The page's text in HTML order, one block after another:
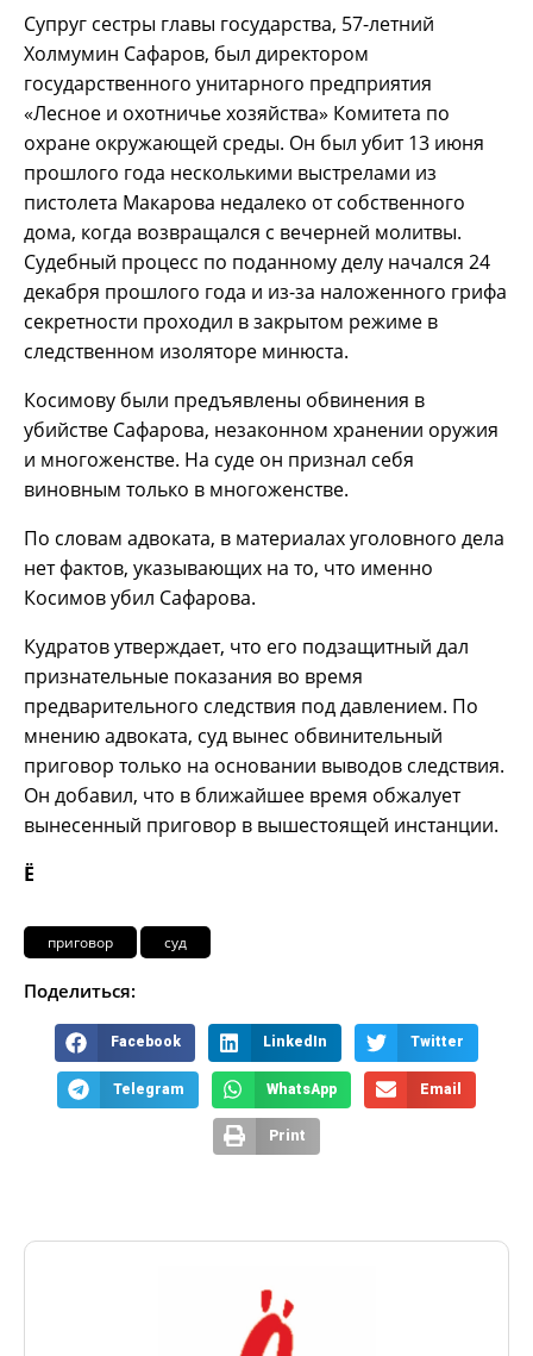
Супруг сестры главы государства, 57-летний
Холмумин Сафаров, был директором
государственного унитарного предприятия
«Лесное и охотничье хозяйства» Комитета по
охране окружающей среды. Он был убит 13 июня
прошлого года несколькими выстрелами из
пистолета Макарова недалеко от собственного
дома, когда возвращался с вечерней молитвы.
Судебный процесс по поданному делу начался 24
декабря прошлого года и из-за наложенного грифа
секретности проходил в закрытом режиме в
следственном изоляторе минюста.
Косимову были предъявлены обвинения в
убийстве Сафарова, незаконном хранении оружия
и многоженстве. На суде он признал себя
виновным только в многоженстве.
По словам адвоката, в материалах уголовного дела
нет фактов, указывающих на то, что именно
Косимов убил Сафарова.
Кудратов утверждает, что его подзащитный дал
признательные показания во время
предварительного следствия под давлением. По
мнению адвоката, суд вынес обвинительный
приговор только на основании выводов следствия.
Он добавил, что в ближайшее время обжалует
вынесенный приговор в вышестоящей инстанции.
Ё
приговор суд
Поделиться:
Facebook LinkedIn Twitter
Telegram WhatsApp Email
Print